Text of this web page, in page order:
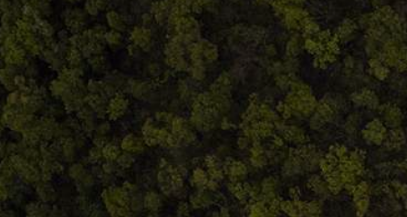
Home Despre noi Produse
Contact
Termeni și condiții
S.C. Atelierul de istorie SRL
J12/419/2016
CIF 35566674
RO48ROIN4021ZZ6H9WDUW2T2 Salt Bank